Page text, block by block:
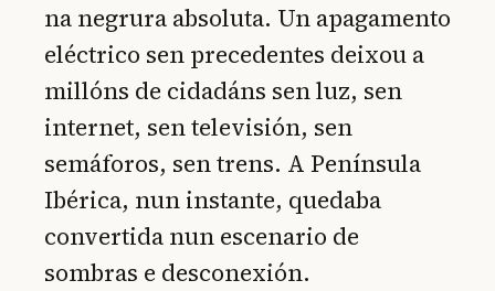
na negrura absoluta. Un apagamento
eléctrico sen precedentes deixou a
millóns de cidadáns sen luz, sen
internet, sen televisión, sen
semáforos, sen trens. A Península
Ibérica, nun instante, quedaba
convertida nun escenario de
sombras e desconexión.